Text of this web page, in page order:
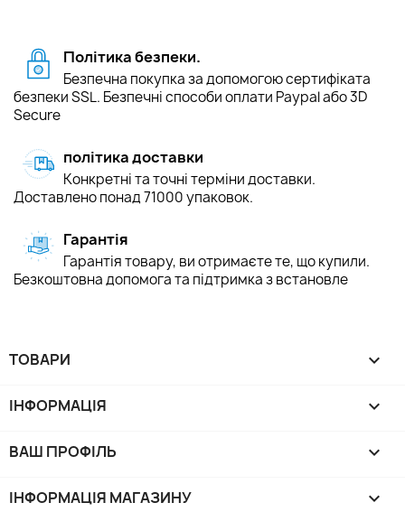
Політика безпеки.
Безпечна покупка за допомогою сертифіката
безпеки SSL. Безпечні способи оплати Paypal або 3D
Secure
політика доставки
Конкретні та точні терміни доставки.
Доставлено понад 71000 упаковок.
Гарантія
Гарантія товару, ви отримаєте те, що купили.
Безкоштовна допомога та підтримка з встановле
ТОВАРИ 
ІНФОРМАЦІЯ 
ВАШ ПРОФІЛЬ 
ІНФОРМАЦІЯ МАГАЗИНУ keyboard_arrow_down